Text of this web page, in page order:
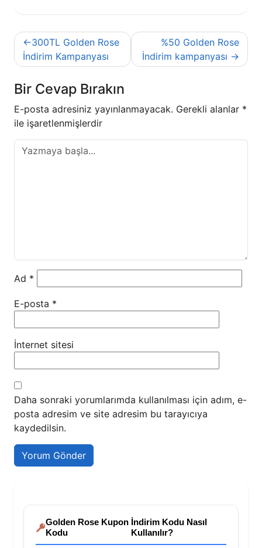
Yazı
gezinmesi
300TL Golden Rose
İndirim Kampanyası
%50 Golden Rose
İndirim kampanyası
Bir Cevap Bırakın
E-posta adresiniz yayınlanmayacak. Gerekli alanlar *
ile işaretlenmişlerdir
Ad *
E-posta *
İnternet sitesi
Daha sonraki yorumlarımda kullanılması için adım, e-
posta adresim ve site adresim bu tarayıcıya
kaydedilsin.
Golden Rose Kupon
Kodu
İndirim Kodu Nasıl
Kullanılır?